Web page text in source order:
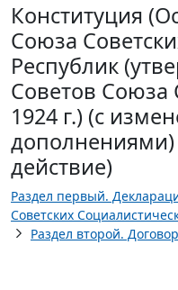
Конституция
Союза
Республик
Советов Союза
1924 г.) (с
дополнениями)
действие)
Раздел первый.
Советских
Раздел второй. Договор